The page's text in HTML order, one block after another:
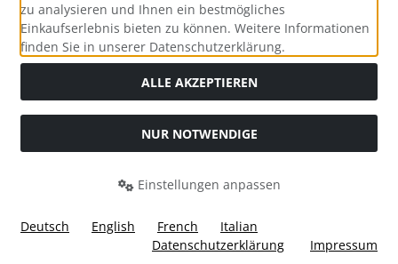
Social Media
Widerrufsformular
zu analysieren und Ihnen ein bestmögliches
Einkaufserlebnis bieten zu können. Weitere Informationen
finden Sie in unserer Datenschutzerklärung.
ALLE AKZEPTIEREN
NUR NOTWENDIGE
Einstellungen anpassen
Deutsch English French
Italian
Datenschutzerklärung
Impressum